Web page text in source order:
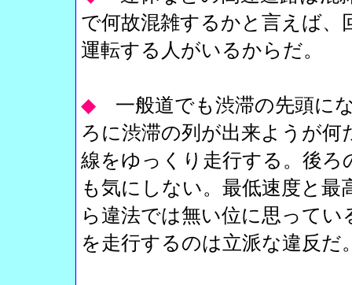
で何故混雑するかと言えば、
運転する人がいるからだ。
◆ 一般道でも渋滞の先頭に
ろに渋滞の列が出来ようが
線をゆっくり走行する。後
も気にしない。最低速度と
ら違法では無い位に思って
を走行するのは立派な違反だ